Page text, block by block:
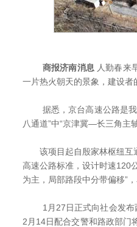
商报济南消息 人勤春来
一片热火朝天的景象，建设者
据悉，京台高速公路是我
八通道”中“京津冀—长三角主
该项目起自殷家林枢纽互
高速公路标准，设计时速120
为主，局部路段中分带偏移”
1月27日正式向社会发布西
2月14日配合交警和路政部门